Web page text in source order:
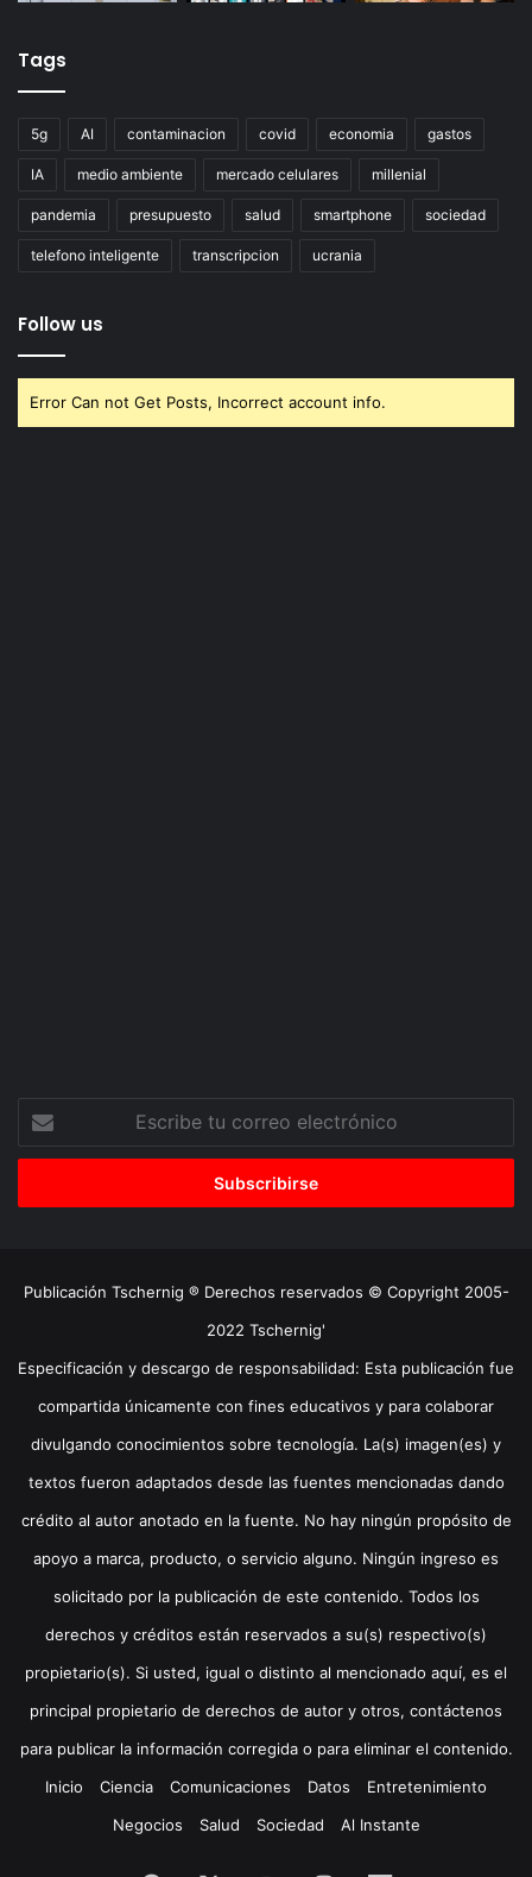
Tags
5g AI contaminacion covid economia gastos
IA medio ambiente mercado celulares millenial
pandemia presupuesto salud smartphone sociedad
telefono inteligente transcripcion ucrania
Follow us
Error Can not Get Posts, Incorrect account info.
correo
Publicación Tschernig ® Derechos reservados © Copyright 2005-
2022 Tschernig'
Especificación y descargo de responsabilidad: Esta publicación fue
compartida únicamente con fines educativos y para colaborar
divulgando conocimientos sobre tecnología. La(s) imagen(es) y
textos fueron adaptados desde las fuentes mencionadas dando
crédito al autor anotado en la fuente. No hay ningún propósito de
apoyo a marca, producto, o servicio alguno. Ningún ingreso es
solicitado por la publicación de este contenido. Todos los
derechos y créditos están reservados a su(s) respectivo(s)
propietario(s). Si usted, igual o distinto al mencionado aquí, es el
principal propietario de derechos de autor y otros, contáctenos
para publicar la información corregida o para eliminar el contenido.
Inicio
Ciencia Comunicaciones Datos
Entretenimiento
Negocios
Salud Sociedad Al Instante